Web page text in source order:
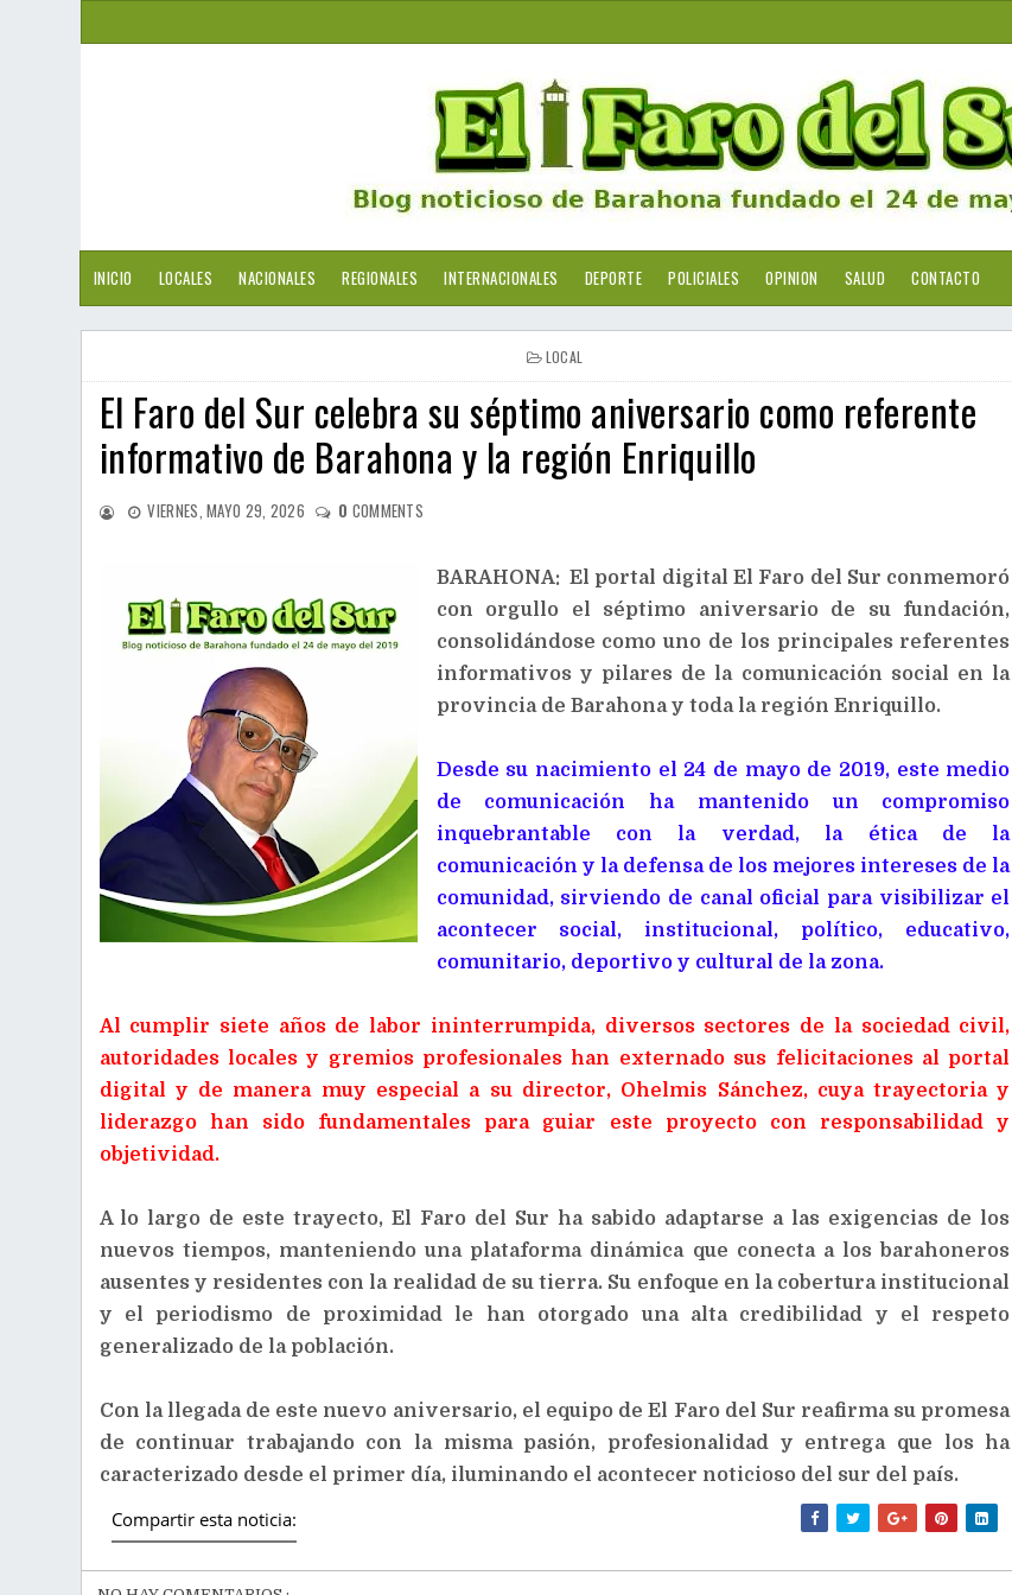
INICIO LOCALES NACIONALES REGIONALES INTERNACIONALES DEPORTE POLICIALES OPINION SALUD CONTACTO
LOCAL
El Faro del Sur celebra su séptimo aniversario como referente
informativo de Barahona y la región Enriquillo
VIERNES, MAYO 29, 2026 0 COMMENTS
BARAHONA: El portal digital El Faro del Sur conmemoró
con orgullo el séptimo aniversario de su fundación,
consolidándose como uno de los principales referentes
informativos y pilares de la comunicación social en la
provincia de Barahona y toda la región Enriquillo.
Desde su nacimiento el 24 de mayo de 2019, este medio
de comunicación ha mantenido un compromiso
inquebrantable con la verdad, la ética de la
comunicación y la defensa de los mejores intereses de la
comunidad, sirviendo de canal oficial para visibilizar el
acontecer social, institucional, político, educativo,
comunitario, deportivo y cultural de la zona.
Al cumplir siete años de labor ininterrumpida, diversos sectores de la sociedad civil,
autoridades locales y gremios profesionales han externado sus felicitaciones al portal
digital y de manera muy especial a su director, Ohelmis Sánchez, cuya trayectoria y
liderazgo han sido fundamentales para guiar este proyecto con responsabilidad y
objetividad.
A lo largo de este trayecto, El Faro del Sur ha sabido adaptarse a las exigencias de los
nuevos tiempos, manteniendo una plataforma dinámica que conecta a los barahoneros
ausentes y residentes con la realidad de su tierra. Su enfoque en la cobertura institucional
y el periodismo de proximidad le han otorgado una alta credibilidad y el respeto
generalizado de la población.
Con la llegada de este nuevo aniversario, el equipo de El Faro del Sur reafirma su promesa
de continuar trabajando con la misma pasión, profesionalidad y entrega que los ha
caracterizado desde el primer día, iluminando el acontecer noticioso del sur del país.
Compartir esta noticia: